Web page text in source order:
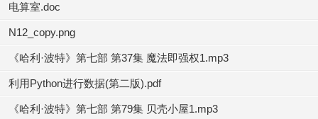
电算室.doc
N12_copy.png
《哈利·波特》第七部 第37集 魔法即强权1.mp3
利用Python进行数据(第二版).pdf
《哈利·波特》第七部 第79集 贝壳小屋1.mp3